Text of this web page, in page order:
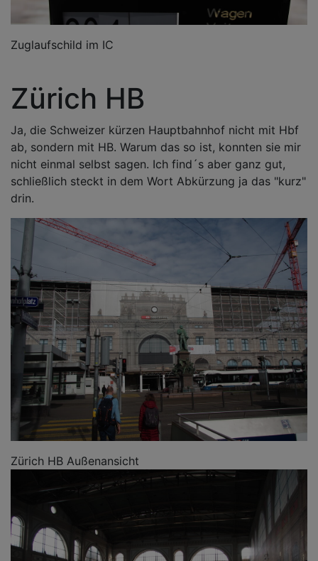
Zuglaufschild im IC
Zürich HB
Ja, die Schweizer kürzen Hauptbahnhof nicht mit Hbf
ab, sondern mit HB. Warum das so ist, konnten sie mir
nicht einmal selbst sagen. Ich find´s aber ganz gut,
schließlich steckt in dem Wort Abkürzung ja das "kurz"
drin.
Zürich HB Außenansicht